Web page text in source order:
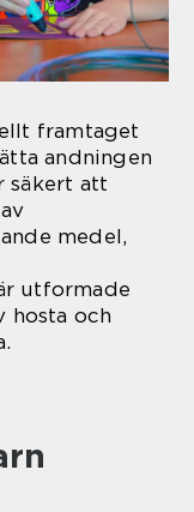
framtaget
andningen
säkert att
medel,
utformade
hosta och